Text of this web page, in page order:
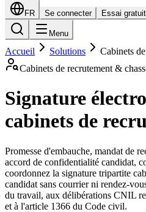
FR Se connecter Essai gratuit
Menu
Accueil Solutions
Cabinets
Cabinets de recrutement &
Signature
cabinets de
Promesse d'embauche, mandat de
accord de confidentialité candidat,
coordonnez la signature tripartite
candidat sans courrier ni rendez-
du travail, aux délibérations CNIL
et à l'article 1366 du Code civil.